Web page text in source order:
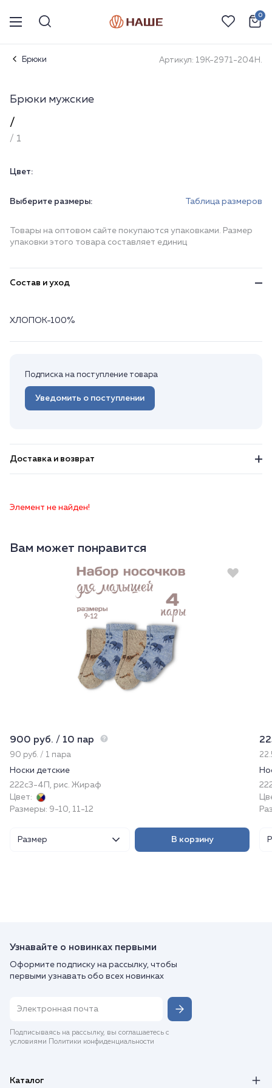
0
Брюки Артикул: 19К-2971-204Н.
Брюки мужские
/
/ 1
Цвет:
Выберите размеры: Таблица размеров
Товары на оптовом сайте покупаются упаковками. Размер
упаковки этого товара составляет единиц
Состав и уход
ХЛОПОК-100%
Подписка на поступление товара
Уведомить о поступлении
Доставка и возврат
Элемент не найден!
Вам может понравится
900 руб. / 10 пар
90 руб. / 1 пара
Носки детские
222с3-4П, рис. Жираф
Цвет:
Размеры: 9-10, 11-12
Размер В корзину
Узнавайте о новинках первыми
Оформите подписку на рассылку, чтобы
первыми узнавать обо всех новинках
Подписываясь на рассылку, вы соглашаетесь с
условиями Политики конфиденциальности
Каталог